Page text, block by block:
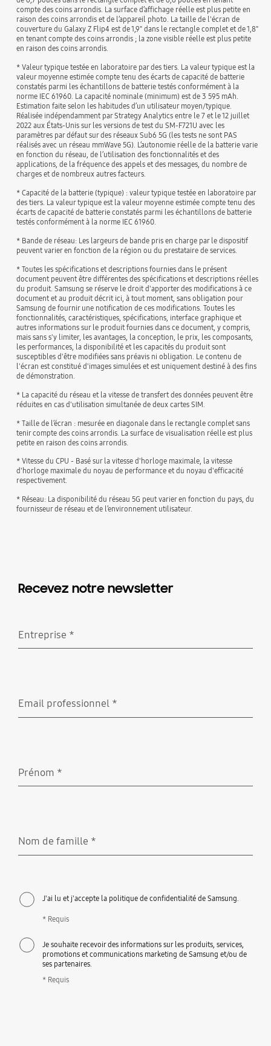
compte des coins arrondis. La surface d’affichage réelle est plus petite en
raison des coins arrondis et de l’appareil photo. La taille de l'écran de
couverture du Galaxy Z Flip4 est de 1,9" dans le rectangle complet et de 1,8"
en tenant compte des coins arrondis ; la zone visible réelle est plus petite
en raison des coins arrondis.
* Valeur typique testée en laboratoire par des tiers. La valeur typique est la
valeur moyenne estimée compte tenu des écarts de capacité de batterie
constatés parmi les échantillons de batterie testés conformément à la
norme IEC 61960. La capacité nominale (minimum) est de 3 595 mAh.
Estimation faite selon les habitudes d’un utilisateur moyen/typique.
Réalisée indépendamment par Strategy Analytics entre le 7 et le 12 juillet
2022 aux États-Unis sur les versions de test du SM-F721U avec les
paramètres par défaut sur des réseaux Sub6 5G (les tests ne sont PAS
réalisés avec un réseau mmWave 5G). L’autonomie réelle de la batterie varie
en fonction du réseau, de l’utilisation des fonctionnalités et des
applications, de la fréquence des appels et des messages, du nombre de
charges et de nombreux autres facteurs.
* Capacité de la batterie (typique) : valeur typique testée en laboratoire par
des tiers. La valeur typique est la valeur moyenne estimée compte tenu des
écarts de capacité de batterie constatés parmi les échantillons de batterie
testés conformément à la norme IEC 61960.
* Bande de réseau: Les largeurs de bande pris en charge par le dispositif
peuvent varier en fonction de la région ou du prestataire de services.
* Toutes les spécifications et descriptions fournies dans le présent
document peuvent être différentes des spécifications et descriptions réelles
du produit. Samsung se réserve le droit d'apporter des modifications à ce
document et au produit décrit ici, à tout moment, sans obligation pour
Samsung de fournir une notification de ces modifications. Toutes les
fonctionnalités, caractéristiques, spécifications, interface graphique et
autres informations sur le produit fournies dans ce document, y compris,
mais sans s'y limiter, les avantages, la conception, le prix, les composants,
les performances, la disponibilité et les capacités du produit sont
susceptibles d'être modifiées sans préavis ni obligation. Le contenu de
l'écran est constitué d'images simulées et est uniquement destiné à des fins
de démonstration.
* La capacité du réseau et la vitesse de transfert des données peuvent être
réduites en cas d'utilisation simultanée de deux cartes SIM.
* Taille de l’écran : mesurée en diagonale dans le rectangle complet sans
tenir compte des coins arrondis. La surface de visualisation réelle est plus
petite en raison des coins arrondis.
* Vitesse du CPU - Basé sur la vitesse d'horloge maximale, la vitesse
d'horloge maximale du noyau de performance et du noyau d'efficacité
respectivement.
* Réseau: La disponibilité du réseau 5G peut varier en fonction du pays, du
fournisseur de réseau et de l’environnement utilisateur.
Recevez notre newsletter
Entreprise *
Email professionnel *
Prénom *
Nom de famille *
J'ai lu et j'accepte la politique de confidentialité de Samsung.
* Requis
Je souhaite recevoir des informations sur les produits, services,
promotions et communications marketing de Samsung et/ou de
ses partenaires.
* Requis